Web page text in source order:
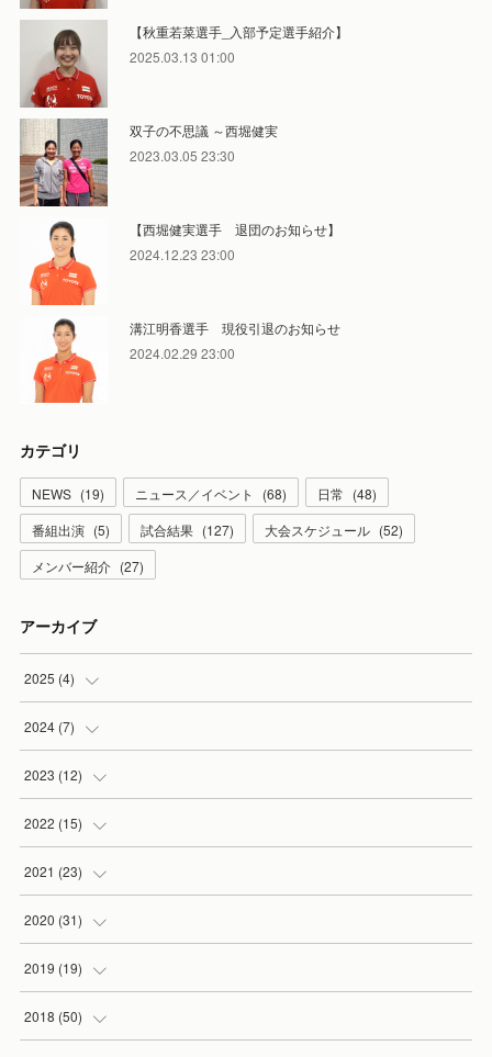
【秋重若菜選手_入部予定選手紹介】
2025.03.13 01:00
双子の不思議 ～西堀健実
2023.03.05 23:30
【西堀健実選手 退団のお知らせ】
2024.12.23 23:00
溝江明香選手 現役引退のお知らせ
2024.02.29 23:00
カテゴリ
NEWS (19) ニュース／イベント (68) 日常 (48)
番組出演 (5) 試合結果 (127) 大会スケジュール (52)
メンバー紹介 (27)
アーカイブ
2025 (4)
( )
(1
(2
2024 (7)
(5
(1
(1
2023 (12)
(2
(1
(1
(4
2022 (15)
(2
(4
(4
(1
2021 (23)
(3
(1
(3
2020 (31)
(2
(2
2019 (19)
(2
2018 (50)